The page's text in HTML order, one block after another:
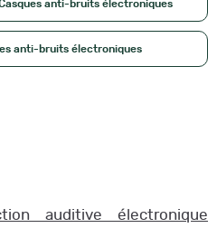
anti-bruits électroniques
anti-bruits électroniques
auditive électronique